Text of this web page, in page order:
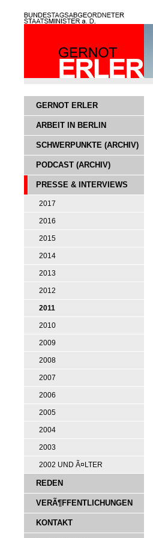
GERNOT ERLER
ARBEIT IN BERLIN
SCHWERPUNKTE (ARCHIV)
PODCAST (ARCHIV)
PRESSE & INTERVIEWS
2017
2016
2015
2014
2013
2012
2011
2010
2009
2008
2007
2006
2005
2004
2003
2002 UND Ã¤LTER
REDEN
VERÃ¶FFENTLICHUNGEN
KONTAKT